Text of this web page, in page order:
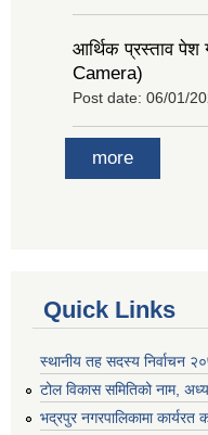
आर्थिक प्रस्ताव पेश
Camera)
Post date: 06/01/
more
Quick Links
स्थानीय तह सदस्य निर्वाचन
टोल विकास समितिको नाम,
भद्रपुर नगरपालिकामा कार्यरत